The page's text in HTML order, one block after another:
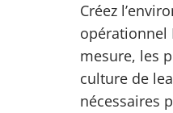
Créez
opérationnel
mesure, les
culture de
nécessaires